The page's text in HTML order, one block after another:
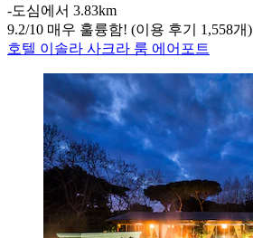
‐도심에서 3.83km
9.2/10 매우 훌륭함! (이용 후기 1,558개)
호텔 이솔라 사크라 룸 에어포트